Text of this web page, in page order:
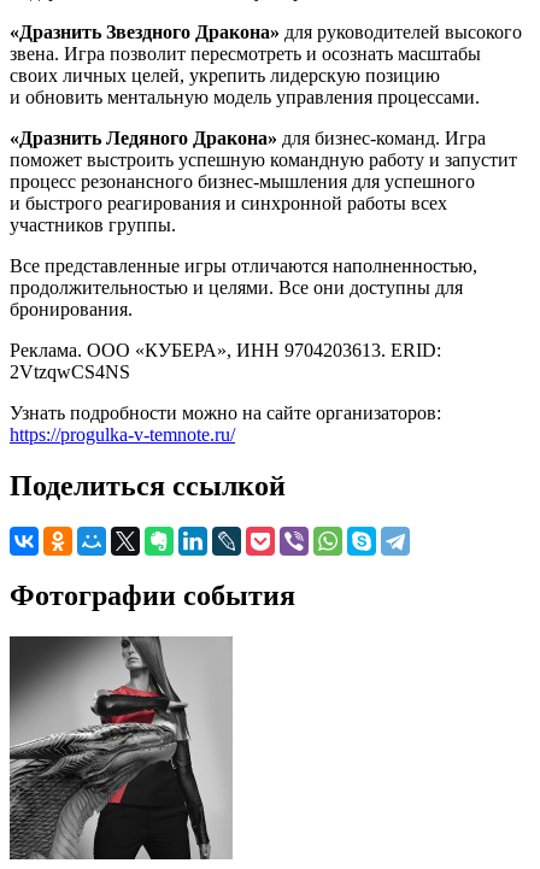
«Дразнить Звездного Дракона» для руководителей высокого
звена. Игра позволит пересмотреть и осознать масштабы
своих личных целей, укрепить лидерскую позицию
и обновить ментальную модель управления процессами.
«Дразнить Ледяного Дракона» для бизнес-команд. Игра
поможет выстроить успешную командную работу и запустит
процесс резонансного бизнес-мышления для успешного
и быстрого реагирования и синхронной работы всех
участников группы.
Все представленные игры отличаются наполненностью,
продолжительностью и целями. Все они доступны для
бронирования.
Реклама. ООО «КУБЕРА», ИНН 9704203613. ERID:
2VtzqwCS4NS
Узнать подробности можно на сайте организаторов:
https://progulka-v-temnote.ru/
Поделиться ссылкой
Фотографии события